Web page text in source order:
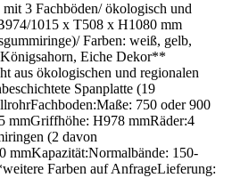
3 Fachböden/ ökologisch und
1015 x T508 x H1080 mm
Farben: weiß, gelb,
Eiche Dekor**
aus ökologischen und regionalen
Spanplatte (19
750 oder 900
mmGriffhöhe: H978 mmRäder:4
(2 davon
mmKapazität:Normalbände: 150-
Farben auf AnfrageLieferung: